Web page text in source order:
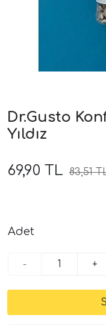
Dr.Gusto
Yıldız
69,90 TL 83,51
Adet
- +